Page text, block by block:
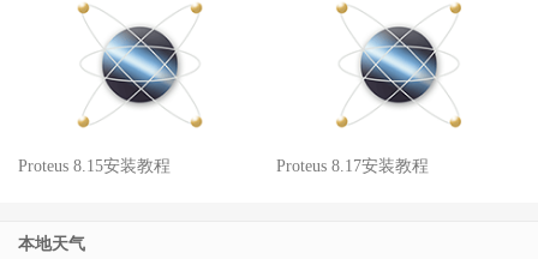
Proteus 8.15安装教程 Proteus 8.17安装教程
本地天气